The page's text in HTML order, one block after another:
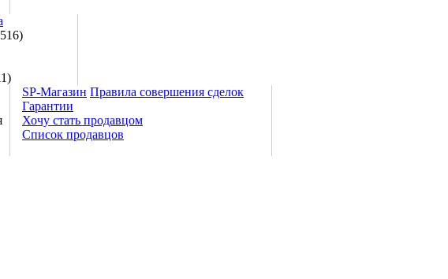
SP-Магазин Правила совершения сделок
Гарантии
Хочу стать продавцом
Список продавцов